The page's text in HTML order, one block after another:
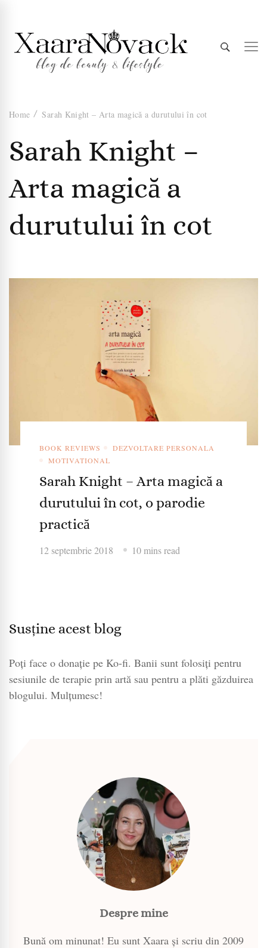
Xaara
Novack
Home Sarah Knight – Arta magică a durutului în cot
Sarah Knight –
Arta magică a
durutului în cot
BOOK REVIEWS
DEZVOLTARE PERSONALA
MOTIVATIONAL
Sarah Knight – Arta magică a
durutului în cot, o parodie
practică
12 septembrie 2018 10 mins read
Susține acest blog
Poți face o donație pe Ko-fi. Banii sunt folosiți pentru
sesiunile de terapie prin artă sau pentru a plăti găzduirea
blogului. Mulțumesc!
Despre mine
Bună om minunat! Eu sunt Xaara și scriu din 2009